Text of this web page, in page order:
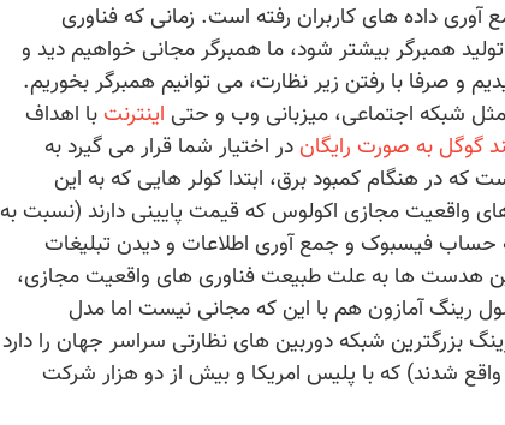
داده های کاربران رفته است. زمانی که فناوری
همبرگر بیشتر شود، ما همبرگر مجانی خواهیم دید و
و صرفا با رفتن زیر نظارت، می توانیم همبرگر بخوریم.
شبکه اجتماعی، میزبانی وب و حتی اینترنت با اهداف
گوگل به صورت رایگان در اختیار شما قرار می گیرد به
در هنگام کمبود برق، ابتدا کولر هایی که به این
واقعیت مجازی اکولوس که قیمت پایینی دارند (نسبت به
حساب فیسبوک و جمع آوری اطلاعات و دیدن تبلیغات
ها به علت طبیعت فناوری های واقعیت مجازی،
رینگ آمازون هم با این که مجانی نیست اما مدل
بزرگترین شبکه دوربین های نظارتی سراسر جهان را دارد
شدند) که با پلیس امریکا و بیش از دو هزار شرکت